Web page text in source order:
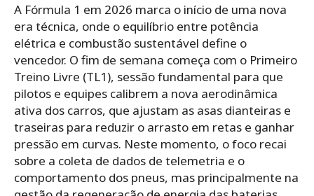
A Fórmula 1 em 2026 marca o início de uma nova
era técnica, onde o equilíbrio entre potência
elétrica e combustão sustentável define o
vencedor. O fim de semana começa com o Primeiro
Treino Livre (TL1), sessão fundamental para que
pilotos e equipes calibrem a nova aerodinâmica
ativa dos carros, que ajustam as asas dianteiras e
traseiras para reduzir o arrasto em retas e ganhar
pressão em curvas. Neste momento, o foco recai
sobre a coleta de dados de telemetria e o
comportamento dos pneus, mas principalmente na